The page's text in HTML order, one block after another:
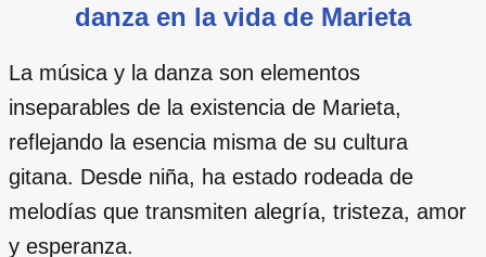
danza en la vida de Marieta
La música y la danza son elementos
inseparables de la existencia de Marieta,
reflejando la esencia misma de su cultura
gitana. Desde niña, ha estado rodeada de
melodías que transmiten alegría, tristeza, amor
y esperanza.